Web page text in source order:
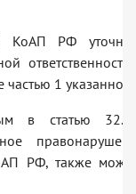
КоАП РФ
1 указанной
в статью
РФ, также